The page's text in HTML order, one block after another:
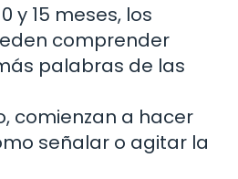
y 15 meses, los
comprender
palabras de las
comienzan a hacer
señalar o agitar la